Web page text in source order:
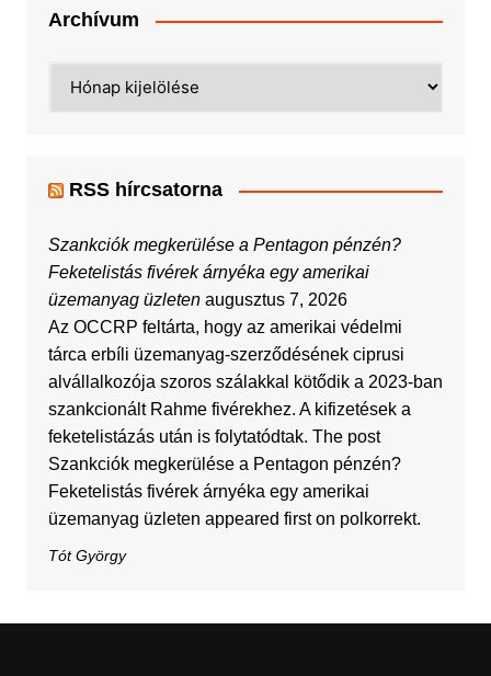
Archívum
RSS hírcsatorna
Szankciók megkerülése a Pentagon pénzén?
Feketelistás fivérek árnyéka egy amerikai
üzemanyag üzleten augusztus 7, 2026
Az OCCRP feltárta, hogy az amerikai védelmi
tárca erbíli üzemanyag-szerződésének ciprusi
alvállalkozója szoros szálakkal kötődik a 2023-ban
szankcionált Rahme fivérekhez. A kifizetések a
feketelistázás után is folytatódtak. The post
Szankciók megkerülése a Pentagon pénzén?
Feketelistás fivérek árnyéka egy amerikai
üzemanyag üzleten appeared first on polkorrekt.
Tót György